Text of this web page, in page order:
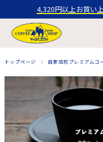
4,320円以上お買い
トップページ 自家焙煎プレミアムコ